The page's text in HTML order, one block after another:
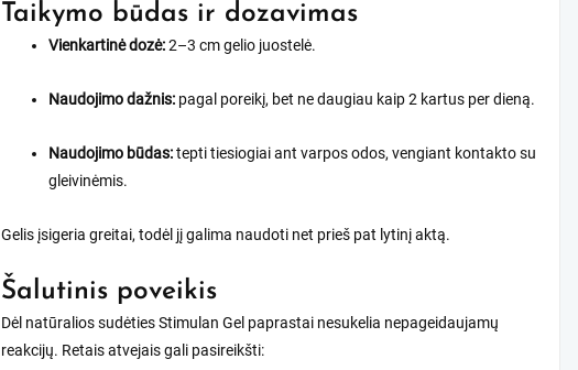
Taikymo būdas ir dozavimas
Vienkartinė dozė:2–3 cm gelio juostelė.
Naudojimo dažnis: pagal poreikį, bet ne daugiau kaip 2 kartus per dieną.
Naudojimo būdas:tepti tiesiogiai ant varpos odos, vengiant kontakto su
gleivinėmis.
Gelis įsigeria greitai, todėl jį galima naudoti net prieš pat lytinį aktą.
Šalutinis poveikis
Dėl natūralios sudėties Stimulan Gel paprastai nesukelia nepageidaujamų
reakcijų. Retais atvejais gali pasireikšti: